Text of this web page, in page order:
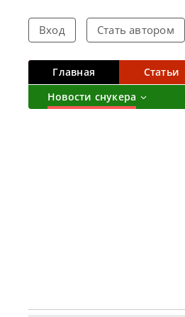
Вход Стать автором
Главная Статьи
Новости снукера